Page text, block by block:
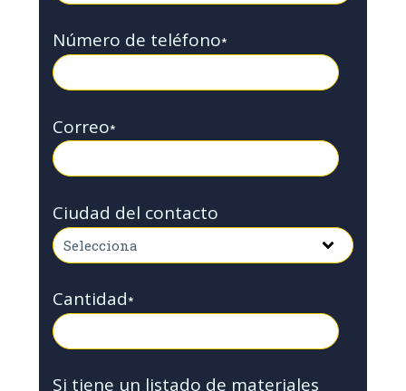
Número de teléfono*
Correo*
Ciudad del contacto
Cantidad*
Si tiene un listado de materiales